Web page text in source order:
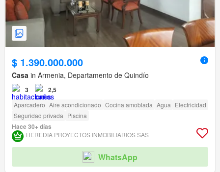
$ 1.390.000.000
Casa in Armenia, Departamento de Quindío
3 2,5
Aparcadero Aire acondicionado Cocina amoblada Agua Electricidad
Seguridad privada Piscina
Hace 30+ días
HEREDIA PROYECTOS INMOBILIARIOS SAS
WhatsApp